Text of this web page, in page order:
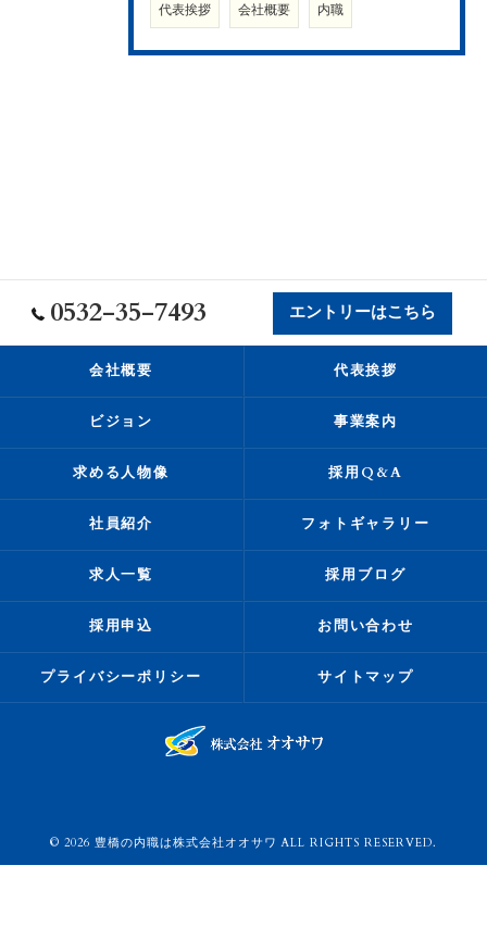
代表挨拶 会社概要 内職
0532-35-7493 エントリーはこちら
会社概要 代表挨拶
ビジョン 事業案内
求める人物像 採用Q&A
社員紹介 フォトギャラリー
求人一覧 採用ブログ
採用申込 お問い合わせ
プライバシーポリシー サイトマップ
© 2026 豊橋の内職は株式会社オオサワ ALL RIGHTS RESERVED.